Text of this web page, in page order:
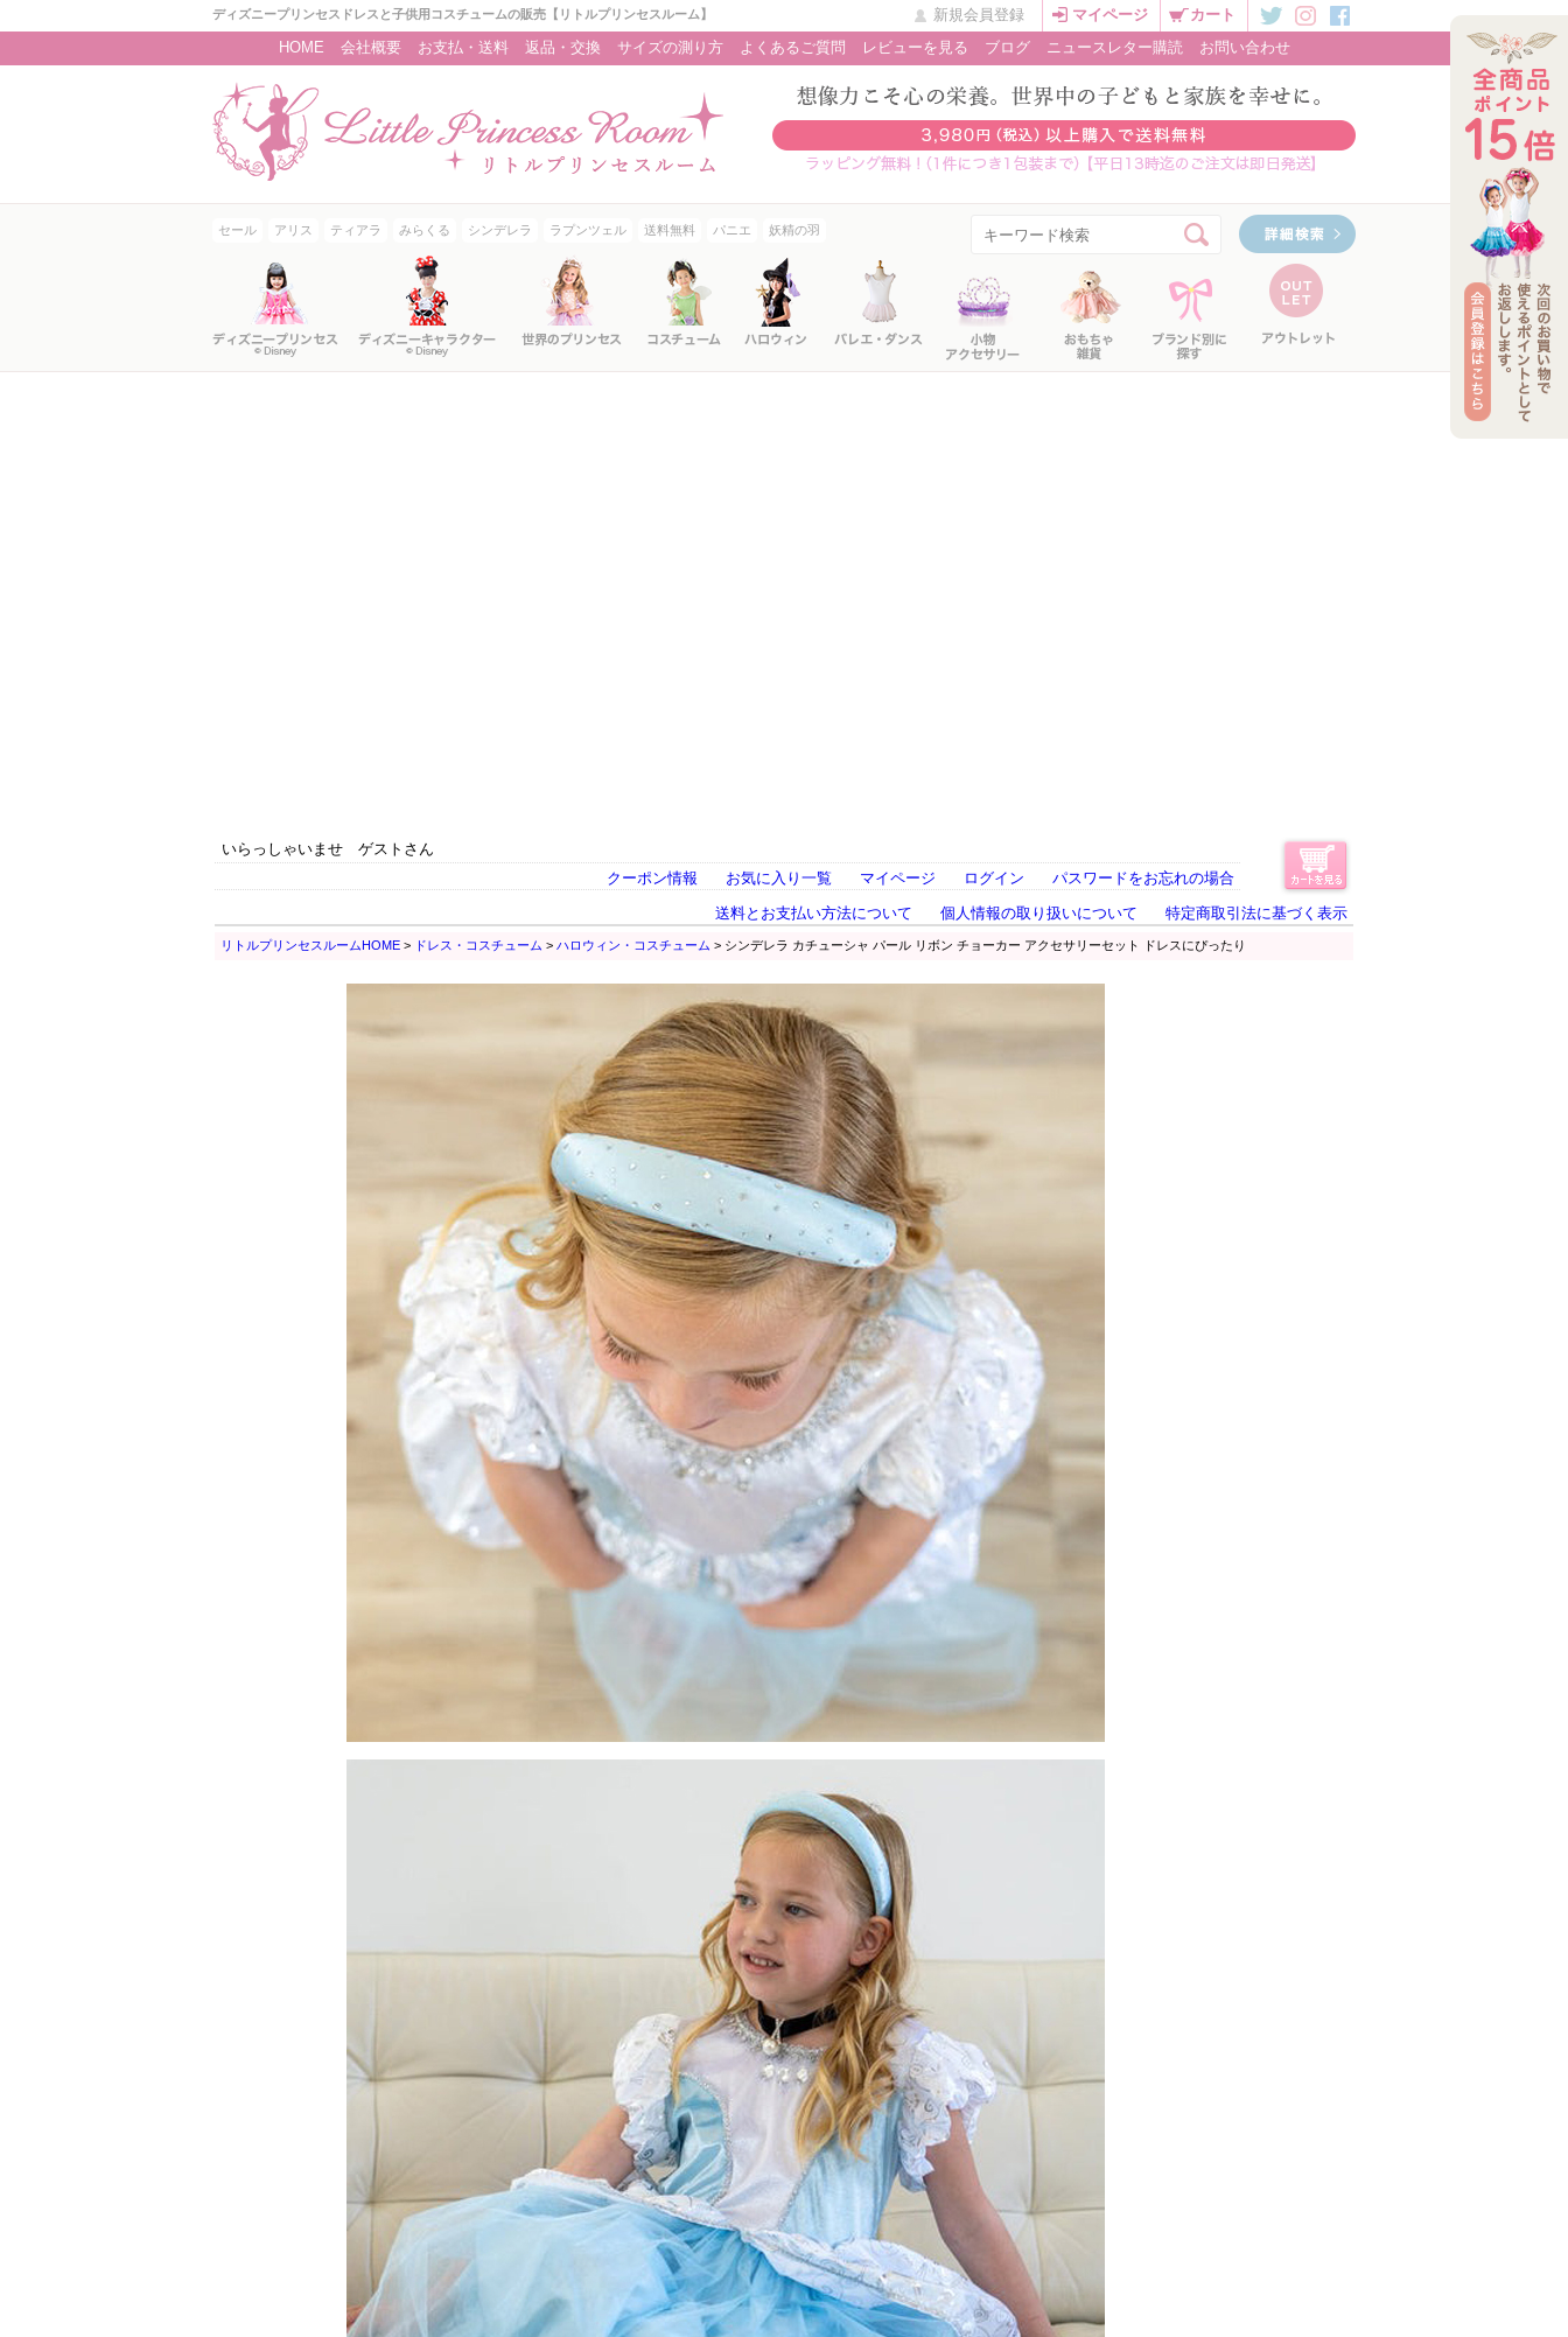
ディズニープリンセスドレスと子供用コスチュームの販売【リトルプリンセスルーム】 新規会員登録 マイページ
カート
HOME
会社概要 お支払・送料 返品・交換 サイズの測り方 よくあるご質問 レビューを見る ブログ ニュースレター購読 お問い合わせ
セール アリス ティアラ みらくる シンデレラ ラプンツェル 送料無料 パニエ 妖精の羽
いらっしゃいませ ゲストさん
クーポン情報
お気に入り一覧 マイページ ログイン
パスワードをお忘れの場合
送料とお支払い方法について
個人情報の取り扱いについて 特定商取引法に基づく表示
リトルプリンセスルームHOME > ドレス・コスチューム > ハロウィン・コスチューム > シンデレラ カチューシャ パール リボン チョーカー アクセサリーセット ドレスにぴったり